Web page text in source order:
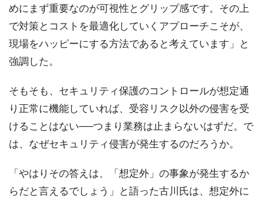
めにまず重要なのが可視性とグリップ感です。その上
で対策とコストを最適化していくアプローチこそが、
現場をハッピーにする方法であると考えています」と
強調した。
そもそも、セキュリティ保護のコントロールが想定通
り正常に機能していれば、受容リスク以外の侵害を受
けることはない──つまり業務は止まらないはずだ。で
は、なぜセキュリティ侵害が発生するのだろうか。
「やはりその答えは、「想定外」の事象が発生するか
らだと言えるでしょう」と語った古川氏は、想定外に